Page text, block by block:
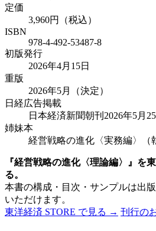
定価
3,960円（税込）
ISBN
978-4-492-53487-8
初版発行
2026年4月15日
重版
2026年5月（決定）
日経広告掲載
日本経済新聞朝刊2026年5月
姉妹本
経営戦略の進化〈実務編〉（
『経営戦略の進化〈理論編〉』を
る。
本書の構成・目次・サンプルは出
いただけます。
東洋経済 STORE で見る → 刊行の